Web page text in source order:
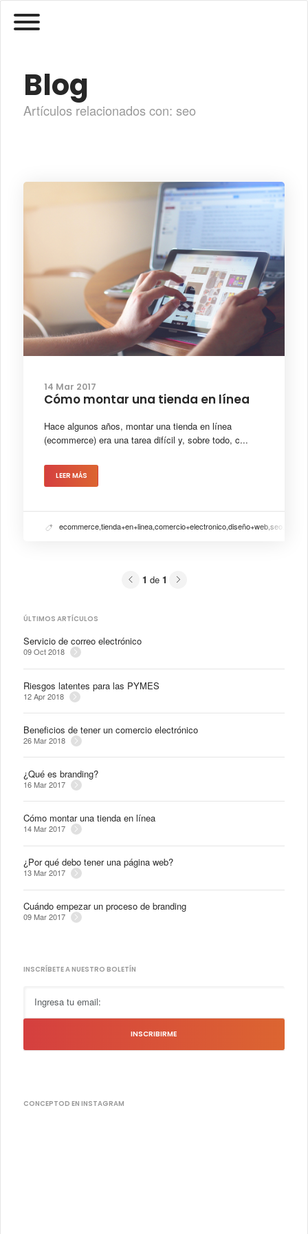
Blog
Artículos relacionados con: seo
14 Mar 2017
Cómo montar una tienda en línea
Hace algunos años, montar una tienda en línea
(ecommerce) era una tarea difícil y, sobre todo, c...
LEER MÁS
ecommerce,tienda+en+linea,comercio+electronico,diseño+web,seo,sem
Previous
1 de 1
ÚLTIMOS ARTÍCULOS
Servicio de correo electrónico
09 Oct 2018
Riesgos latentes para las PYMES
12 Apr 2018
Beneficios de tener un comercio electrónico
26 Mar 2018
¿Qué es branding?
16 Mar 2017
Cómo montar una tienda en línea
14 Mar 2017
¿Por qué debo tener una página web?
13 Mar 2017
Cuándo empezar un proceso de branding
09 Mar 2017
INSCRÍBETE A NUESTRO BOLETÍN
CONCEPTOD EN INSTAGRAM